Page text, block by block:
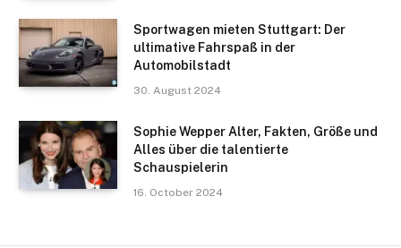
Sportwagen mieten Stuttgart: Der
ultimative Fahrspaß in der
Automobilstadt
30. August 2024
Sophie Wepper Alter, Fakten, Größe und
Alles über die talentierte
Schauspielerin
16. October 2024